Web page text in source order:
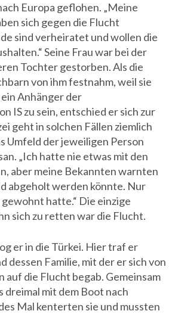
Europa geflohen. „Meine
sich gegen die Flucht
sind verheiratet und wollen die
Seine Frau war bei der
Tochter gestorben. Als die
von ihm festnahm, weil sie
Anhänger der
IS zu sein, entschied er sich zur
geht in solchen Fällen ziemlich
Umfeld der jeweiligen Person
„Ich hatte nie etwas mit den
aber meine Bekannten warnten
abgeholt werden könnte. Nur
hatte.“ Die einzige
sich zu retten war die Flucht.
er in die Türkei. Hier traf er
dessen Familie, mit der er sich von
auf die Flucht begab. Gemeinsam
dreimal mit dem Boot nach
Mal kenterten sie und mussten